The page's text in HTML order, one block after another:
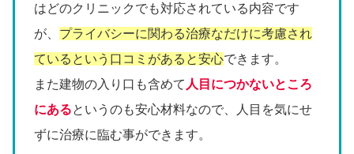
はどのクリニックでも対応されている内容です
が、 プライバシーに関わる治療なだけに考慮され
ているという口コミがあると安心できます。
また建物の入り口も含めて 人目につかないところ
にあるというのも安心材料なので、人目を気にせ
ずに治療に臨む事ができます。